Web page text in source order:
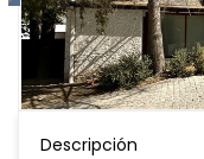
Descripción